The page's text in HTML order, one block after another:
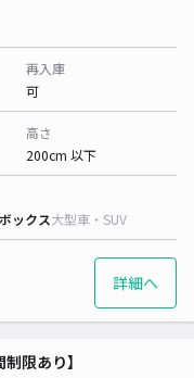
再入庫
可
高さ
200cm 以下
ックス大型車・SUV
詳細へ
限あり】